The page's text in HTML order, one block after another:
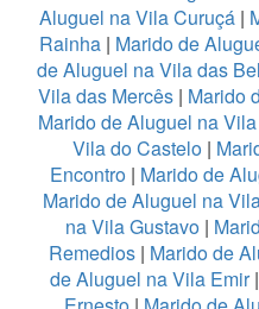
Aluguel na Vila Curuçá |
Rainha | Marido de
de Aluguel na Vila das
Vila das Mercês | Marido
Marido de Aluguel na
Vila do Castelo|
Encontro| Marido de
Marido de Aluguel na
na Vila Gustavo|
Remedios| Marido de
de Aluguel na Vila Emir|